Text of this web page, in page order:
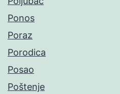
Ponos
Poraz
Porodica
Posao
Poštenje